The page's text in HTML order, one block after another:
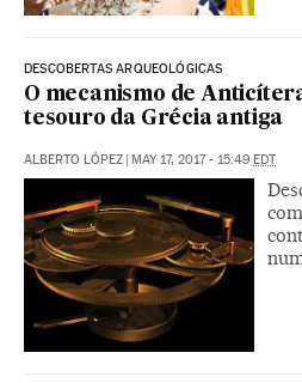
DESCOBERTAS ARQUEOLÓGICAS
O mecanismo de
tesouro da Grécia antiga
ALBERTO LÓPEZ | MAY 17, 2017 - 15:49 EDT